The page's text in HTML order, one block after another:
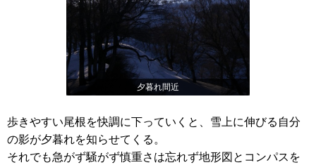
夕暮れ間近
歩きやすい尾根を快調に下っていくと、雪上に伸びる自分
の影が夕暮れを知らせてくる。
それでも急がず騒がず慎重さは忘れず地形図とコンパスを